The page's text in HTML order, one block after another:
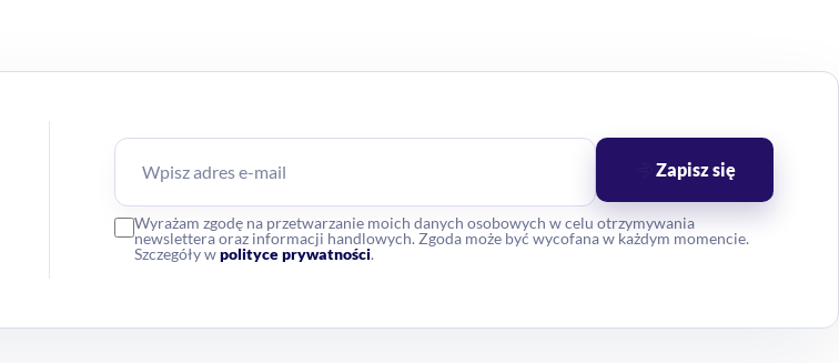
Wyrażam zgodę na przetwarzanie moich danych osobowych w celu otrzymywania
newslettera oraz informacji handlowych. Zgoda może być wycofana w każdym momencie.
Szczegóły wpolityce prywatności.
Zapisz się